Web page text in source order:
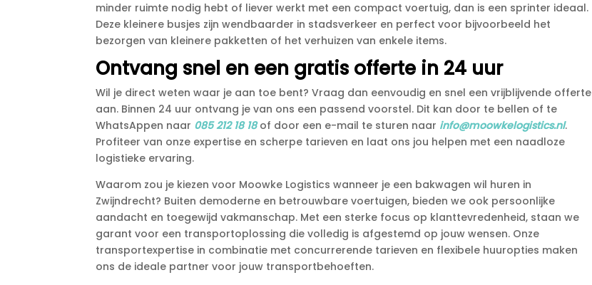
minder ruimte nodig hebt of liever werkt met een compact voertuig, dan is een sprinter ideaal.​
Deze kleinere busjes zijn wendbaarder in stadsverkeer en perfect voor bijvoorbeeld het
bezorgen van kleinere pakketten of het verhuizen van enkele items.​
Ontvang snel en een gratis offerte in 24 uur
Wil je direct weten waar je aan toe bent? Vraag dan eenvoudig en snel een vrijblijvende offerte
aan.​ Binnen 24 uur ontvang je van ons een passend voorstel.​ Dit kan door te bellen of te
WhatsAppen naar 085 212 18 18of door een e-mail te sturen naar info@moowkelogistics.​nl.​
Profiteer van onze expertise en scherpe tarieven en laat ons jou helpen met een naadloze
logistieke ervaring.​
Waarom zou je kiezen voor Moowke Logistics wanneer je een bakwagen wil huren in
Zwijndrecht? Buiten demoderne en betrouwbare voertuigen, bieden we ook persoonlijke
aandacht en toegewijd vakmanschap.​ Met een sterke focus op klanttevredenheid, staan we
garant voor een transportoplossing die volledig is afgestemd op jouw wensen.​ Onze
transportexpertise in combinatie met concurrerende tarieven en flexibele huuropties maken
ons de ideale partner voor jouw transportbehoeften.​